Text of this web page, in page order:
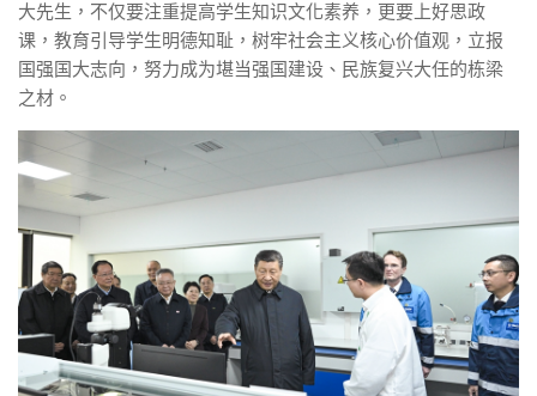
大先生，不仅要注重提高学生知识文化素养，更要上好思政
课，教育引导学生明德知耻，树牢社会主义核心价值观，立报
国强国大志向，努力成为堪当强国建设、民族复兴大任的栋梁
之材。